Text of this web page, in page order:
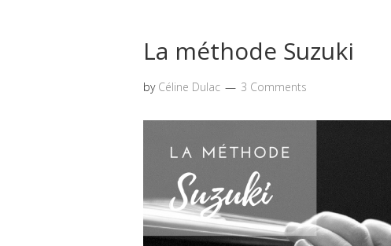
La méthode Suzuki
by Céline Dulac 3 Comments